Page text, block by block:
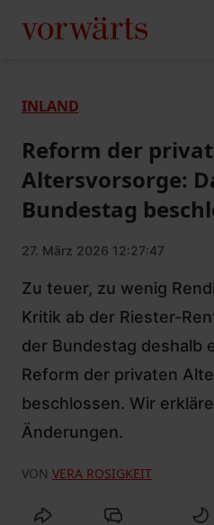
INLAND
Reform der
Altersvorsorge:
Bundestag
27. März 2026 12:27:47
Zu teuer, zu wenig
Kritik ab der Riester-
der Bundestag deshalb
Reform der privaten
beschlossen. Wir
Änderungen.
VON VERA ROSIGKEIT